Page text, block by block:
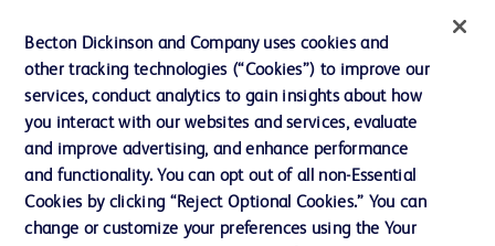
Notre entreprise
Éthique et conformité
Assistance
Nous contacter
Becton Dickinson and Company uses cookies and
other tracking technologies (“Cookies”) to improve our
services, conduct analytics to gain insights about how
you interact with our websites and services, evaluate
and improve advertising, and enhance performance
and functionality. You can opt out of all non-Essential
Cookies by clicking “Reject Optional Cookies.” You can
change or customize your preferences using the Your